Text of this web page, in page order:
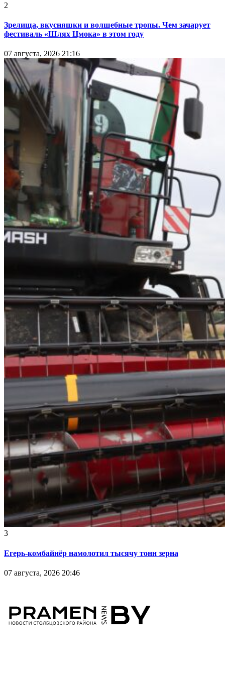
2
Зрелища, вкусняшки и волшебные тропы. Чем зачарует
фестиваль «Шлях Цмока» в этом году
07 августа, 2026 21:16
3
Егерь-комбайнёр намолотил тысячу тонн зерна
07 августа, 2026 20:46